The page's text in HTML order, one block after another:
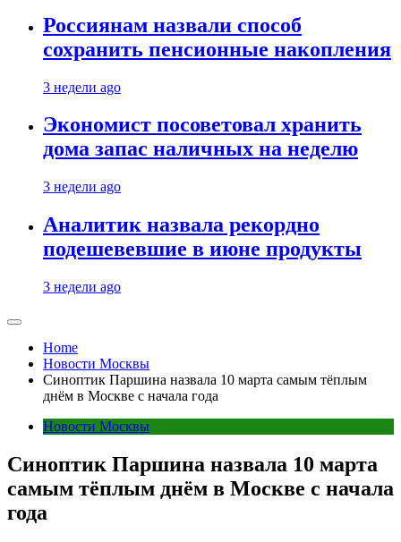
Россиянам назвали способ
сохранить пенсионные накопления
3 недели ago
Экономист посоветовал хранить
дома запас наличных на неделю
3 недели ago
Аналитик назвала рекордно
подешевевшие в июне продукты
3 недели ago
Home
Новости Москвы
Синоптик Паршина назвала 10 марта самым тёплым
днём в Москве с начала года
Новости Москвы
Синоптик Паршина назвала 10 марта
самым тёплым днём в Москве с начала
года